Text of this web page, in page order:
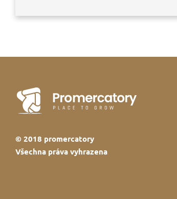
© 2018 promercatory
Všechna práva vyhrazena